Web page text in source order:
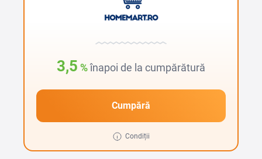
3,5 %înapoi de la cumpărătură
Cumpără
Condiții